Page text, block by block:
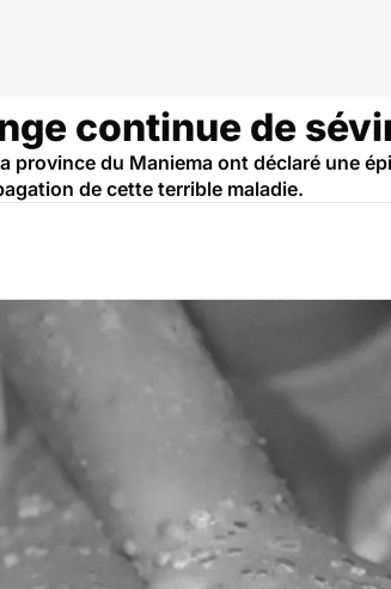
continue de
province du Maniema ont déclaré une
de cette terrible maladie.